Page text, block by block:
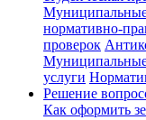
нормативно-
проверок
Муниципальные
услуги
Решение
Как оформить